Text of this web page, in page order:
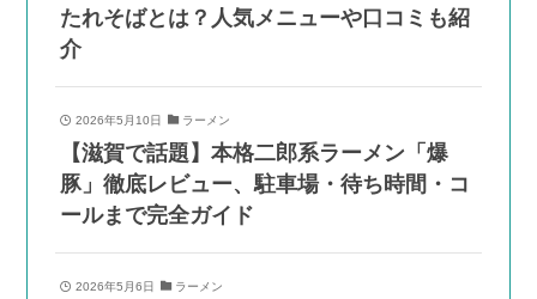
たれそばとは？人気メニューや口コミも紹
介
2026年5月10日 ラーメン
【滋賀で話題】本格二郎系ラーメン「爆
豚」徹底レビュー、駐車場・待ち時間・コ
ールまで完全ガイド
2026年5月6日 ラーメン